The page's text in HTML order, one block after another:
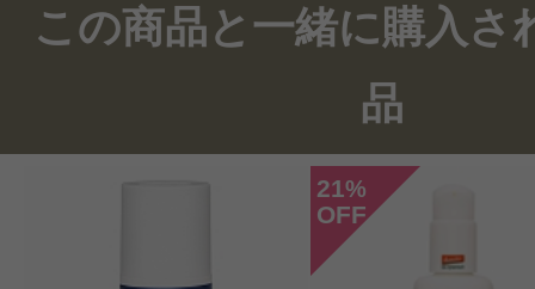
3件のレビュー
投稿日：2015年12月
カム 様
／30代前半
この商品と一緒に購入さ
品
21%
OFF